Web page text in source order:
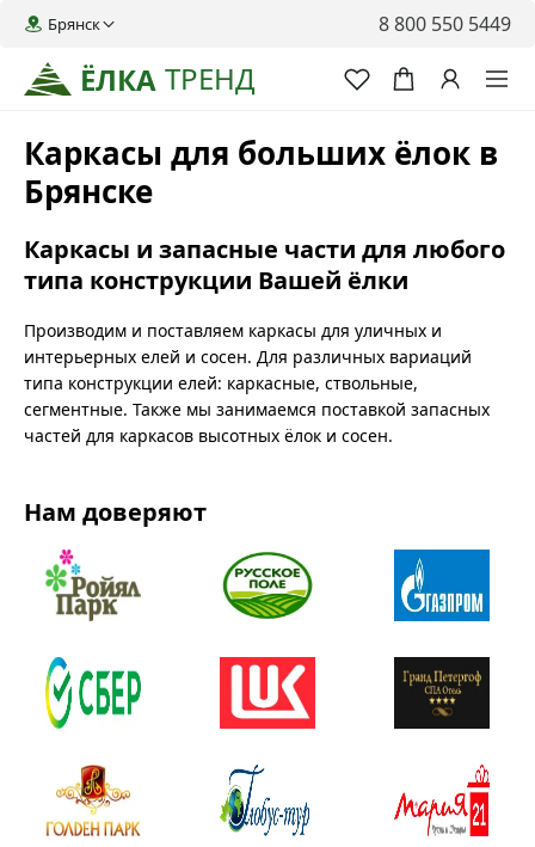
ЁЛКА ТРЕНД
Брянск 8 800 550 5449
Каркасы для больших ёлок в
Брянске
Каркасы и запасные части для любого
типа конструкции Вашей ёлки
Производим и поставляем каркасы для уличных и
интерьерных елей и сосен. Для различных вариаций
типа конструкции елей: каркасные, ствольные,
сегментные. Также мы занимаемся поставкой запасных
частей для каркасов высотных ёлок и сосен.
Нам доверяют